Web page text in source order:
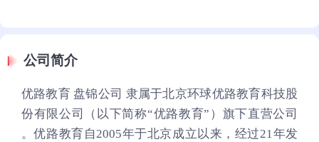
公司简介
优路教育 盘锦公司 隶属于北京环球优路教育科技股
份有限公司（以下简称“优路教育”）旗下直营公司
。优路教育自2005年于北京成立以来，经过21年发